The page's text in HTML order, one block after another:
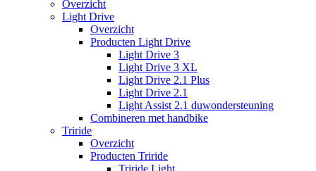
Overzicht
Light Drive
Overzicht
Producten Light Drive
Light Drive 3
Light Drive 3 XL
Light Drive 2.1 Plus
Light Drive 2.1
Light Assist 2.1 duwondersteuning
Combineren met handbike
Triride
Overzicht
Producten Triride
Triride Light